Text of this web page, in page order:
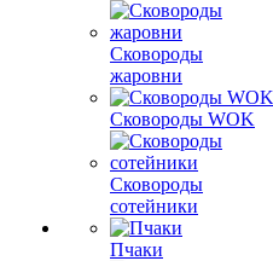
Сковороды
жаровни
Сковороды WOK
Сковороды
сотейники
Пчаки